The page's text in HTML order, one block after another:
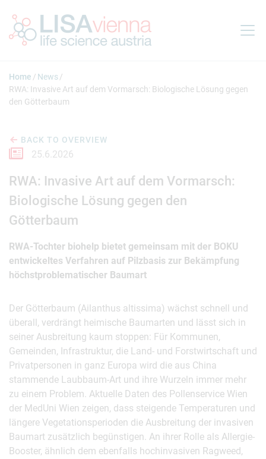
Home
News
RWA: Invasive Art auf dem Vormarsch: Biologische Lösung gegen
den Götterbaum
BACK TO OVERVIEW
25.6.2026
RWA: Invasive Art auf dem Vormarsch:
Biologische Lösung gegen den
Götterbaum
RWA-Tochter biohelp bietet gemeinsam mit der BOKU
entwickeltes Verfahren auf Pilzbasis zur Bekämpfung
höchstproblematischer Baumart
Der Götterbaum (Ailanthus altissima) wächst schnell und
überall, verdrängt heimische Baumarten und lässt sich in
seiner Ausbreitung kaum stoppen: Für Kommunen,
Gemeinden, Infrastruktur, die Land- und Forstwirtschaft und
Privatpersonen in ganz Europa wird die aus China
stammende Laubbaum-Art und ihre Wurzeln immer mehr
zu einem Problem. Aktuelle Daten des Pollenservice Wien
der MedUni Wien zeigen, dass steigende Temperaturen und
längere Vegetationsperioden die Ausbreitung der invasiven
Baumart zusätzlich begünstigen. An ihrer Rolle als Allergie-
Booster, ähnlich dem ebenfalls hochinvasiven Ragweed,